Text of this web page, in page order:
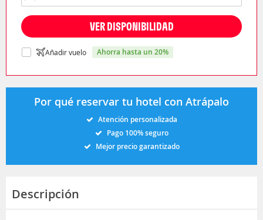
VER DISPONIBILIDAD
Añadir vuelo ahorra hasta un 20%
Por qué reservar tu hotel con Atrápalo
Atención personalizada
Pago 100% seguro
Mejor precio garantizado
Descripción